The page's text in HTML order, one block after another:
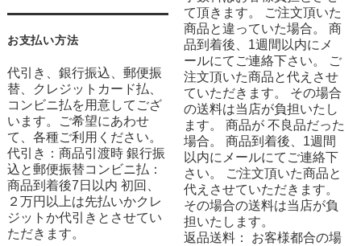
お支払い方法
代引き、銀行振込、郵便振
替、クレジットカード払、
コンビニ払を用意してござ
います。ご希望にあわせ
て、各種ご利用ください。
代引き：商品引渡時 銀行振
込と郵便振替コンビニ払：
商品到着後7日以内 初回、
２万円以上は先払いかクレ
ジットか代引きとさせてい
ただきます。
て頂きます。 ご注文頂いた
商品と違っていた場合。 商
品到着後、1週間以内にメ
ールにてご連絡下さい。 ご
注文頂いた商品と代えさせ
ていただきます。 その場合
の送料は当店が負担いたし
ます。 商品が 不良品だった
場合。 商品到着後、1週間
以内にメールにてご連絡下
さい。 ご注文頂いた商品と
代えさせていただきます。
その場合の送料は当店が負
担いたします。
返品送料： お客様都合の場